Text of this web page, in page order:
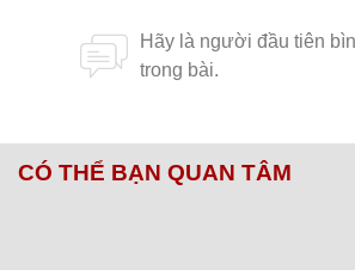
CÓ THỂ BẠN QUAN TÂM